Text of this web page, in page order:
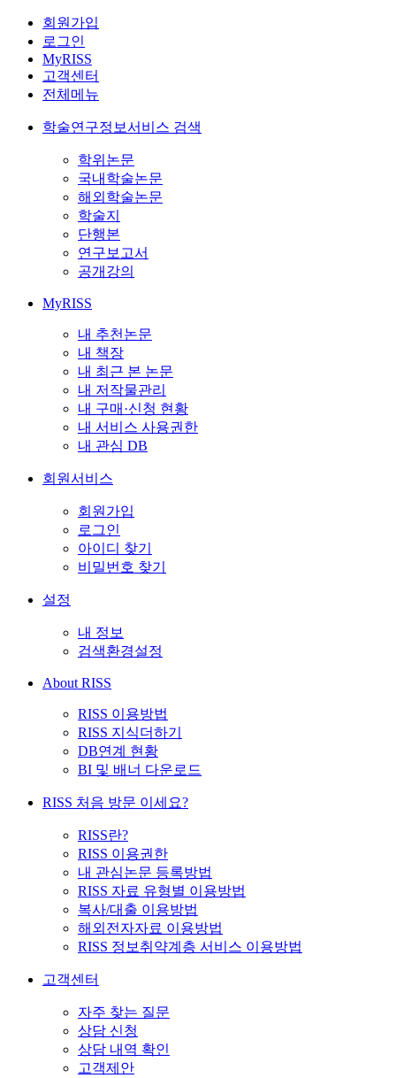
회원가입
로그인
MyRISS
고객센터
전체메뉴
학술연구정보서비스 검색
학위논문
국내학술논문
해외학술논문
학술지
단행본
연구보고서
공개강의
MyRISS
내 추천논문
내 책장
내 최근 본 논문
내 저작물관리
내 구매·신청 현황
내 서비스 사용권한
내 관심 DB
회원서비스
회원가입
로그인
아이디 찾기
비밀번호 찾기
설정
내 정보
검색환경설정
About RISS
RISS 이용방법
RISS 지식더하기
DB연계 현황
BI 및 배너 다운로드
RISS 처음 방문 이세요?
RISS란?
RISS 이용권한
내 관심논문 등록방법
RISS 자료 유형별 이용방법
복사/대출 이용방법
해외전자자료 이용방법
RISS 정보취약계층 서비스 이용방법
고객센터
자주 찾는 질문
상담 신청
상담 내역 확인
고객제안